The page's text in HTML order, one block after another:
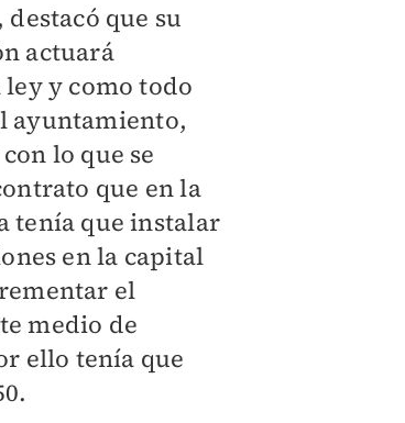
que su
actuará
y como todo
ayuntamiento,
lo que se
que en la
tenía que instalar
en la capital
el
medio de
ello tenía que